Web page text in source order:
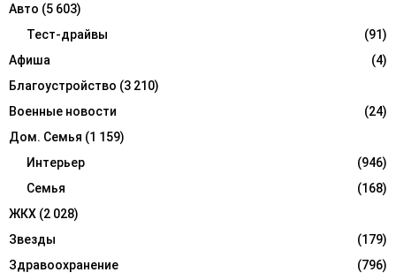
o
R
C
H
Авто (5 603)
Тест-драйвы
(91)
Афиша
(4)
Благоустройство (3 210)
Военные новости
(24)
Дом. Семья (1 159)
Интерьер
(946)
Семья
(168)
ЖКХ (2 028)
Звезды
(179)
Здравоохранение
(796)